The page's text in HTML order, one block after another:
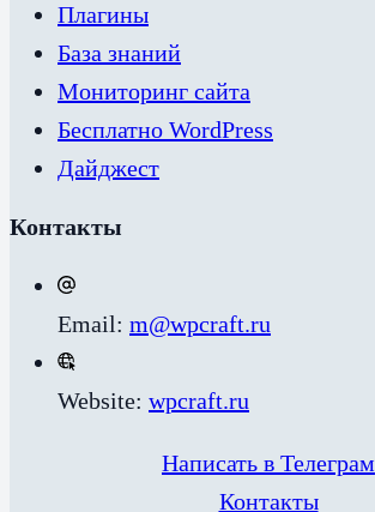
Плагины
База знаний
Мониторинг сайта
Бесплатно WordPress
Дайджест
Контакты
Email: m@wpcraft.ru
Website: wpcraft.ru
Написать в Телеграм
Контакты